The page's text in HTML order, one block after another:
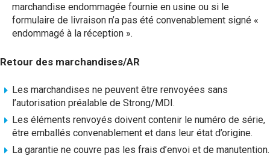
marchandise endommagée fournie en usine ou si le
formulaire de livraison n’a pas été convenablement signé «
endommagé à la réception ».
Retour des marchandises/AR
Les marchandises ne peuvent être renvoyées sans
l’autorisation préalable de Strong/MDI.
Les éléments renvoyés doivent contenir le numéro de série,
être emballés convenablement et dans leur état d’origine.
La garantie ne couvre pas les frais d’envoi et de manutention.